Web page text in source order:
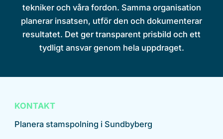
tekniker och våra fordon. Samma organisation
planerar insatsen, utför den och dokumenterar
resultatet. Det ger transparent prisbild och ett
tydligt ansvar genom hela uppdraget.
KONTAKT
Planera stamspolning i Sundbyberg